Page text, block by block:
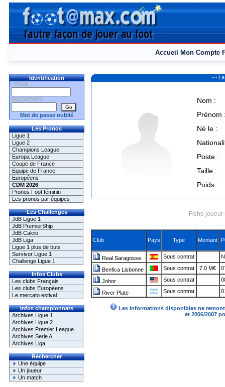
Accueil Mon Compte
Identification
LOGIN
PASSWORD
Mot de passe oublié
Les Pronos
Ligue 1
Ligue 2
Champions League
Europa League
Coupe de France
Equipe de France
Européens
CDM 2026
Pronos Foot féminin
Les pronos par équipes
Les Challenges
JdB Ligue 1
JdB PremierShip
JdB Calcio
JdB Liga
Ligue 1 plus de buts
Survivor Ligue 1
Challenge Ligue 1
Infos Clubs
Les clubs Français
Les clubs Européens
Le mercato estival
Infos championnats
Archives Ligue 1
Archives Ligue 2
Archives Premier League
Archives Serie A
Archives Liga
Rechercher
Une équipe
Un joueur
Un match
~~
Nom :
Prénom
Né le :
Poste :
Taille :
Poids :
Fiche
Club Pays Type Montant
Real Saragosse Sous contrat
Benfica Lisbonne Sous contrat 7.0 M€
Johor Sous contrat
River Plate Sous contrat
Les informations disponibles ne
et 2006/2007